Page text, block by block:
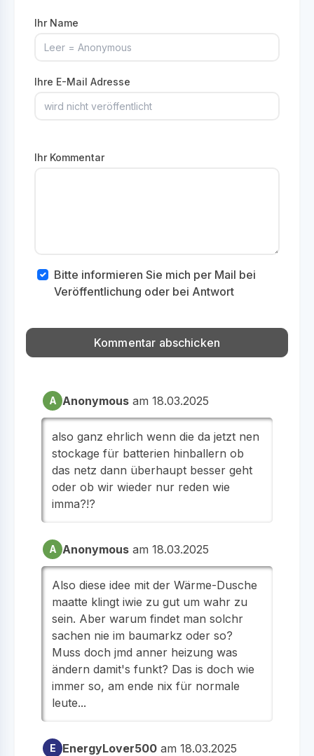
Ihr Name
Ihre E-Mail Adresse
Ihr Kommentar
Bitte informieren Sie mich per Mail bei
Veröffentlichung oder bei Antwort
A Anonymous am 18.03.2025
also ganz ehrlich wenn die da jetzt nen
stockage für batterien hinballern ob
das netz dann überhaupt besser geht
oder ob wir wieder nur reden wie
imma?!?
A Anonymous am 18.03.2025
Also diese idee mit der Wärme-Dusche
maatte klingt iwie zu gut um wahr zu
sein. Aber warum findet man solchr
sachen nie im baumarkz oder so?
Muss doch jmd anner heizung was
ändern damit's funkt? Das is doch wie
immer so, am ende nix für normale
leute...
E EnergyLover500 am 18.03.2025